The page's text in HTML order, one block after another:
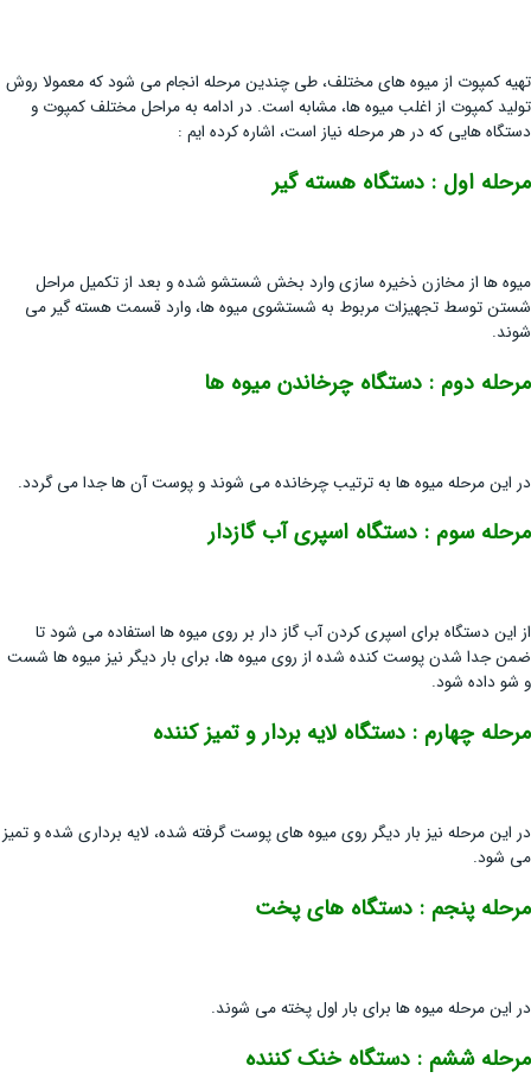
تهیه کمپوت از میوه های مختلف، طی چندین مرحله انجام می شود که معمولا روش
تولید کمپوت از اغلب میوه ها، مشابه است. در ادامه به مراحل مختلف کمپوت و
دستگاه هایی که در هر مرحله نیاز است، اشاره کرده ایم :
مرحله اول : دستگاه هسته گیر
میوه ها از مخازن ذخیره سازی وارد بخش شستشو شده و بعد از تکمیل مراحل
شستن توسط تجهیزات مربوط به شستشوی میوه ها، وارد قسمت هسته گیر می
شوند.
مرحله دوم : دستگاه چرخاندن میوه ها
در این مرحله میوه ها به ترتیب چرخانده می شوند و پوست آن ها جدا می گردد.
مرحله سوم : دستگاه اسپری آب گازدار
از این دستگاه برای اسپری کردن آب گاز دار بر روی میوه ها استفاده می شود تا
ضمن جدا شدن پوست کنده شده از روی میوه ها، برای بار دیگر نیز میوه ها شست
و شو داده شود.
مرحله چهارم : دستگاه لایه بردار و تمیز کننده
در این مرحله نیز بار دیگر روی میوه های پوست گرفته شده، لایه برداری شده و تمیز
می شود.
مرحله پنجم : دستگاه های پخت
در این مرحله میوه ها برای بار اول پخته می شوند.
مرحله ششم : دستگاه خنک کننده